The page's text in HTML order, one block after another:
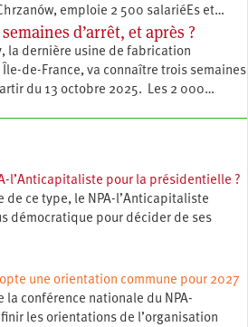
emploie 2 500 salariéEs et…
d’arrêt, et après ?
la dernière usine de fabrication
de-France, va connaître trois semaines
du 13 octobre 2025. Les 2 000…
l’Anticapitaliste pour la présidentielle ?
de ce type, le NPA-l’Anticapitaliste
démocratique pour décider de ses
une orientation commune pour 2027
la conférence nationale du NPA-
les orientations de l’organisation